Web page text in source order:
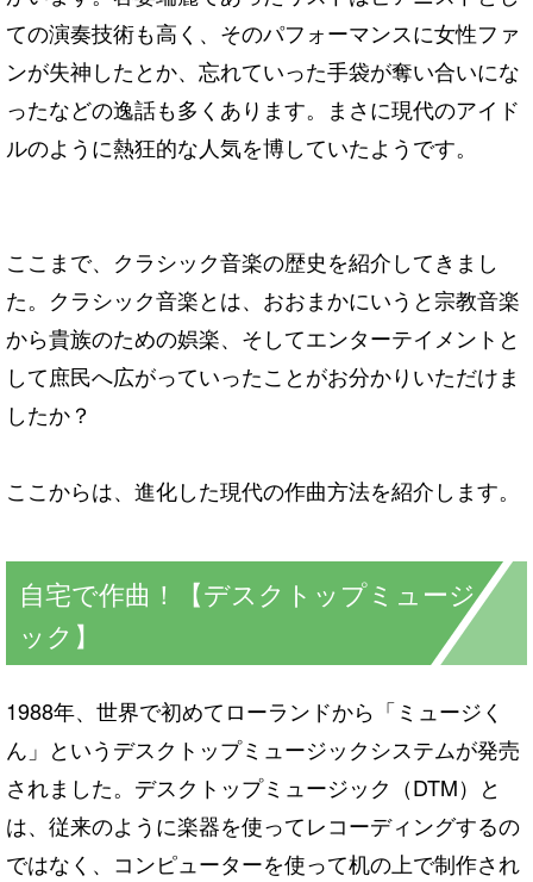
ての演奏技術も高く、そのパフォーマンスに女性ファ
ンが失神したとか、忘れていった手袋が奪い合いにな
ったなどの逸話も多くあります。まさに現代のアイド
ルのように熱狂的な人気を博していたようです。
ここまで、クラシック音楽の歴史を紹介してきまし
た。クラシック音楽とは、おおまかにいうと宗教音楽
から貴族のための娯楽、そしてエンターテイメントと
して庶民へ広がっていったことがお分かりいただけま
したか？
ここからは、進化した現代の作曲方法を紹介します。
自宅で作曲！【デスクトップミュージ
ック】
1988年、世界で初めてローランドから「ミュージく
ん」というデスクトップミュージックシステムが発売
されました。デスクトップミュージック（DTM）と
は、従来のように楽器を使ってレコーディングするの
ではなく、コンピューターを使って机の上で制作され